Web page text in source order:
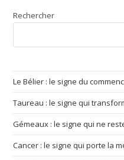
Rechercher
Le Bélier : le signe du
Taureau : le signe qui
Gémeaux : le signe qui ne
Cancer : le signe qui porte la